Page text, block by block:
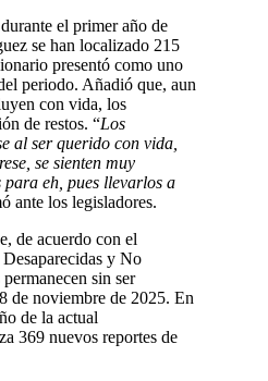
el primer año de
se han localizado 215
presentó como uno
periodo. Añadió que, aun
con vida, los
de restos. “Los
al ser querido con vida,
se sienten muy
para eh, pues llevarlos a
ante los legisladores.
de acuerdo con el
y No
sin ser
de noviembre de 2025. En
de la actual
369 nuevos reportes de